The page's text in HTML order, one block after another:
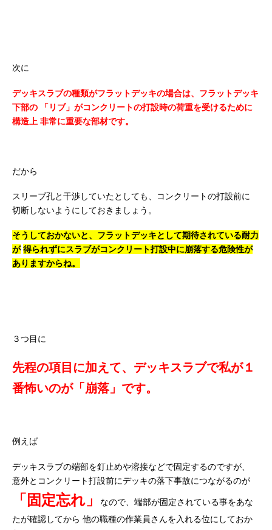
次に
デッキスラブの種類がフラットデッキの場合は、フラットデッキ
下部の
「リブ」がコンクリートの打設時の荷重を受けるために
構造上 非常に重要な部材です。
だから
スリーブ孔と干渉していたとしても、コンクリートの打設前に
切断しないようにしておきましょう。
そうしておかないと、フラットデッキとして期待されている耐力
が 得られずにスラブがコンクリート打設中に崩落する危険性が
ありますからね。
３つ目に
先程の項目に加えて、デッキスラブで私が１
番怖いのが「崩落」です。
例えば
デッキスラブの端部を釘止めや溶接などで固定するのですが、
意外とコンクリート打設前にデッキの落下事故につながるのが
「固定忘れ」
なので、端部が固定されている事をあな
たが確認してから 他の職種の作業員さんを入れる位にしておか